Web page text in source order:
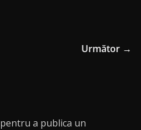
Următor →
pentru a publica un